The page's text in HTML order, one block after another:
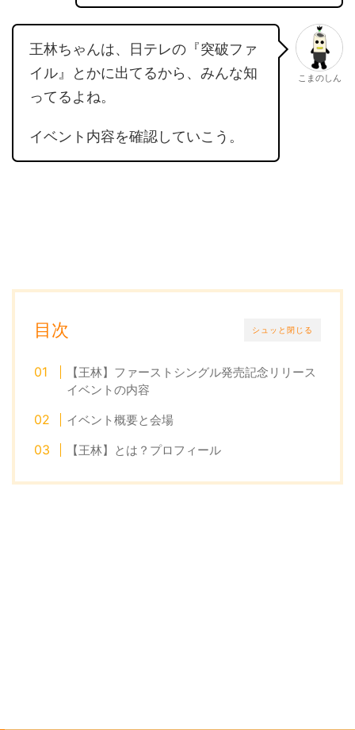
王林ちゃんは、日テレの『突破ファ
イル』とかに出てるから、みんな知
ってるよね。
イベント内容を確認していこう。
こまのしん
シュッと閉じる
目次
【王林】ファーストシングル発売記念リリース
イベントの内容
イベント概要と会場
【王林】とは？プロフィール